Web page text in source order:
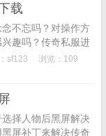
载
不忘吗？对操作方
趣吗？传奇私服进
传奇游戏，游戏独
伴获得更多的打击
sf123
浏览：109
择人物后黑屏解决
屏补丁来解决传奇